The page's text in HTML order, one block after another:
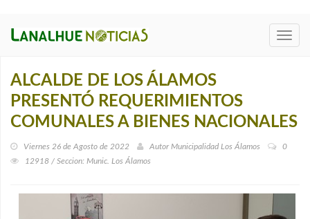
ALCALDE DE LOS ÁLAMOS
PRESENTÓ REQUERIMIENTOS
COMUNALES A BIENES NACIONALES
Viernes 26 de Agosto de 2022 Autor Municipalidad Los Álamos
0
12918 / Seccion: Munic. Los Álamos